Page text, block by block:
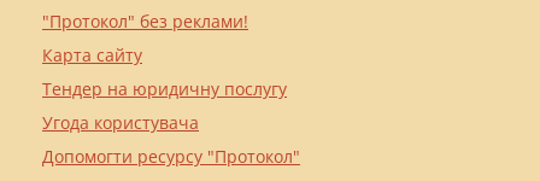
"Протокол" без реклами!
Карта сайту
Тендер на юридичну послугу
Угода користувача
Допомогти ресурсу "Протокол"